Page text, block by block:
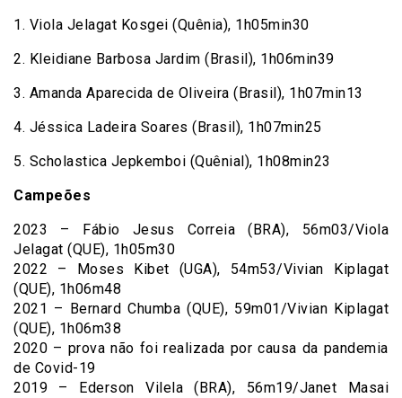
1. Viola Jelagat Kosgei (Quênia), 1h05min30
2. Kleidiane Barbosa Jardim (Brasil), 1h06min39
3. Amanda Aparecida de Oliveira (Brasil), 1h07min13
4. Jéssica Ladeira Soares (Brasil), 1h07min25
5. Scholastica Jepkemboi (Quênial), 1h08min23
Campeões
2023 – Fábio Jesus Correia (BRA), 56m03/Viola
Jelagat (QUE), 1h05m30
2022 – Moses Kibet (UGA), 54m53/Vivian Kiplagat
(QUE), 1h06m48
2021 – Bernard Chumba (QUE), 59m01/Vivian Kiplagat
(QUE), 1h06m38
2020 – prova não foi realizada por causa da pandemia
de Covid-19
2019 – Ederson Vilela (BRA), 56m19/Janet Masai